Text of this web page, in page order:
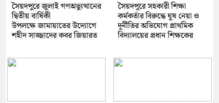
সৈয়দপুরে জুলাই গণঅভ্যুত্থানের
দ্বিতীয় বার্ষিকী
উপলক্ষে জামায়াতের উদ্যোগে
শহীদ সাজ্জাদের কবর জিয়ারত
সৈয়দপুরে সহকারী শিক্ষা
কর্মকর্তার বিরুদ্ধে ঘুষ নেয়া ও
দূর্নীতির অভিযোগ প্রাথমিক
বিদ্যালয়ের প্রধান শিক্ষকের